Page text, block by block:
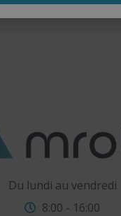
Du lundi au vendredi
8:00 - 16:00